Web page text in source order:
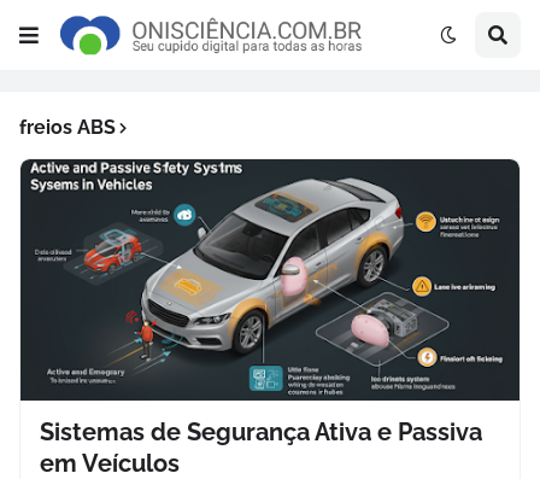
freios ABS
Sistemas de Segurança Ativa e Passiva
em Veículos